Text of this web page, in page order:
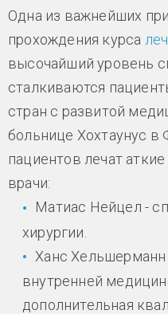
Одна из важнейших
прохождения курса
высочайший уровень
сталкиваются
стран с развитой
больнице Хохтаунус
пациентов лечат
врачи:
Матиас Нейцел -
хирургии.
Ханс Хельшерманн
внутренней
дополнительная